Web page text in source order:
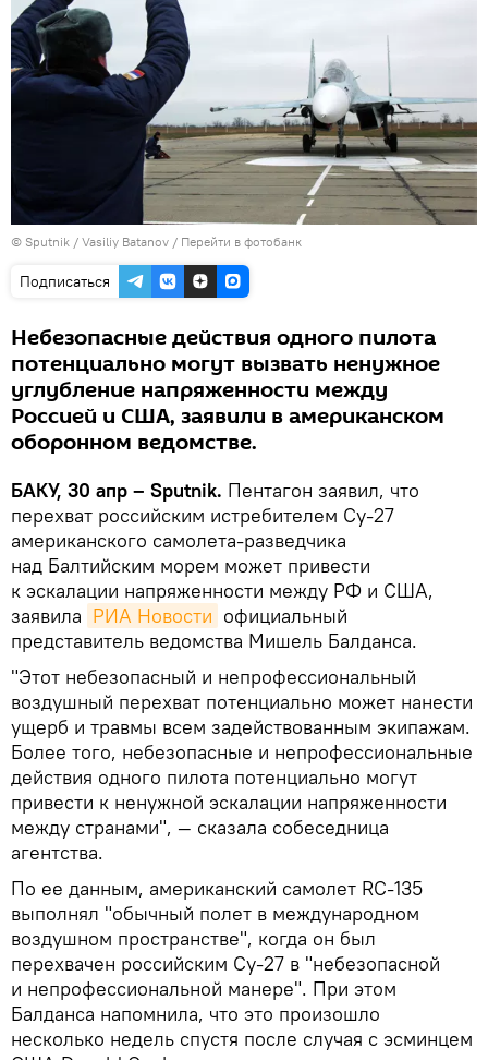
© Sputnik / Vasiliy Batanov / Перейти в фотобанк
Подписаться
Небезопасные действия одного пилота
потенциально могут вызвать ненужное
углубление напряженности между
Россией и США, заявили в американском
оборонном ведомстве.
БАКУ, 30 апр – Sputnik. Пентагон заявил, что
перехват российским истребителем Су-27
американского самолета-разведчика
над Балтийским морем может привести
к эскалации напряженности между РФ и США,
заявила РИА Новости официальный
представитель ведомства Мишель Балданса.
"Этот небезопасный и непрофессиональный
воздушный перехват потенциально может нанести
ущерб и травмы всем задействованным экипажам.
Более того, небезопасные и непрофессиональные
действия одного пилота потенциально могут
привести к ненужной эскалации напряженности
между странами", — сказала собеседница
агентства.
По ее данным, американский самолет RC-135
выполнял "обычный полет в международном
воздушном пространстве", когда он был
перехвачен российским Су-27 в "небезопасной
и непрофессиональной манере". При этом
Балданса напомнила, что это произошло
несколько недель спустя после случая с эсминцем